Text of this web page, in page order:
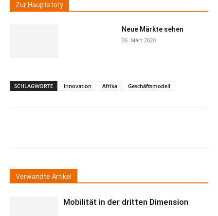
Zur Hauptstory
Neue Märkte sehen
26. März 2020
SCHLAGWORTE Innovation Afrika Geschäftsmodell
Verwandte Artikel
Mobilität in der dritten Dimension